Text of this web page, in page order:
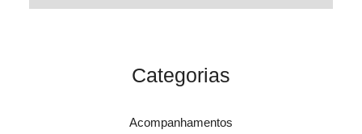
Categorias
Acompanhamentos